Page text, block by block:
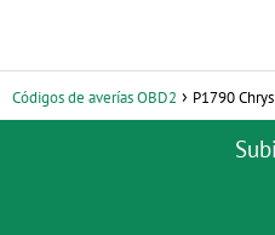
Códigos de averías OBD2 P1790